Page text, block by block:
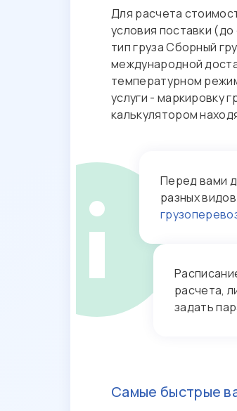
Для расчета
условия поставки
тип груза Сборный
международной
температурном
услуги - маркировку
калькулятором
Перед вами
разных
расчета,
задать
Самые быстрые